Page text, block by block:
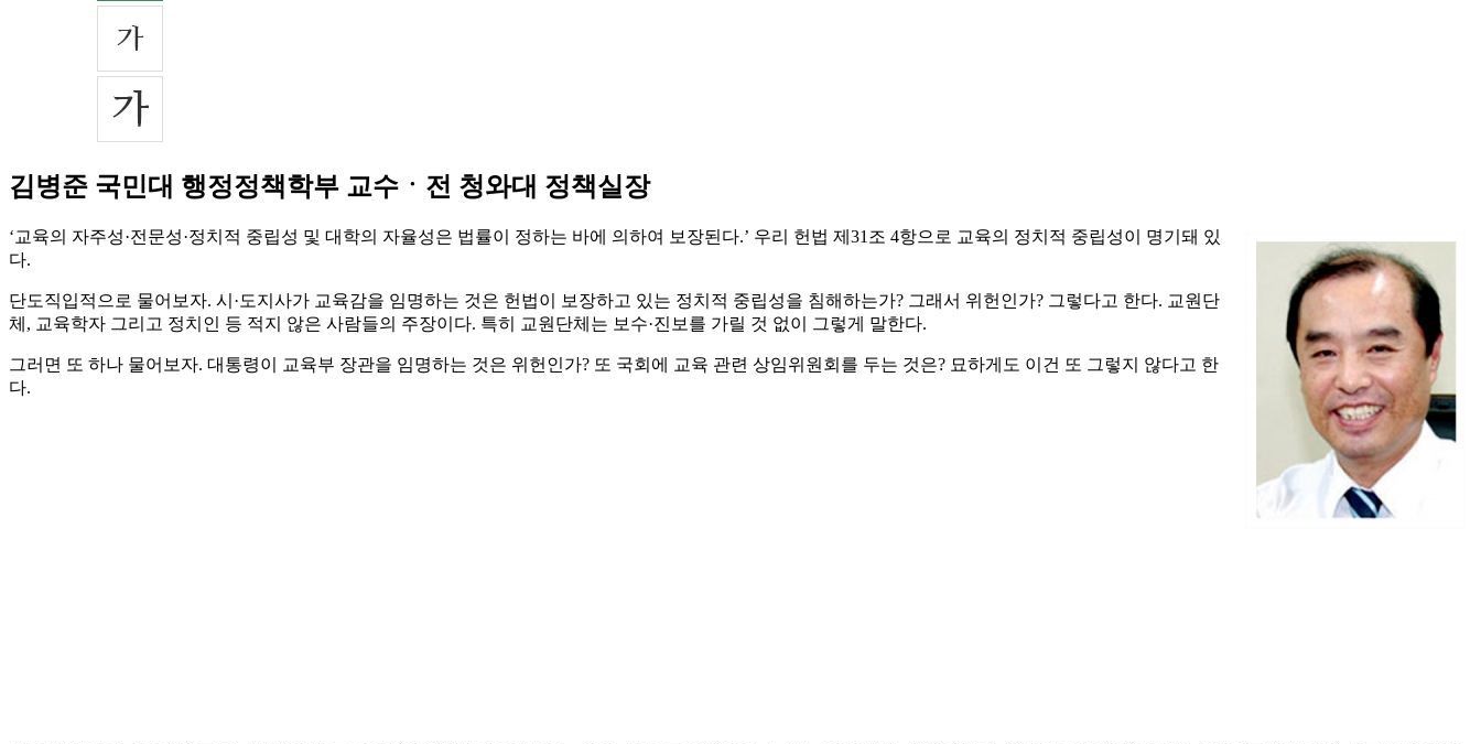
김병준 국민대 행정정책학부 교수ㆍ전 청와대 정책실장
‘교육의 자주성·전문성·정치적 중립성 및 대학의 자율성은 법률이 정하는 바에 의하여 보장된다.’ 우리 헌법 제31조 4항으로 교육의 정치적 중립성이 명기돼 있
다.
단도직입적으로 물어보자. 시·도지사가 교육감을 임명하는 것은 헌법이 보장하고 있는 정치적 중립성을 침해하는가? 그래서 위헌인가? 그렇다고 한다. 교원단
체, 교육학자 그리고 정치인 등 적지 않은 사람들의 주장이다. 특히 교원단체는 보수·진보를 가릴 것 없이 그렇게 말한다.
그러면 또 하나 물어보자. 대통령이 교육부 장관을 임명하는 것은 위헌인가? 또 국회에 교육 관련 상임위원회를 두는 것은? 묘하게도 이건 또 그렇지 않다고 한
다.